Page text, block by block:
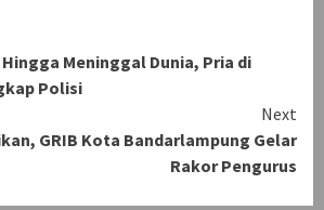
Meninggal Dunia, Pria di
Polisi
Next
GRIB Kota Bandarlampung Gelar
Rakor Pengurus